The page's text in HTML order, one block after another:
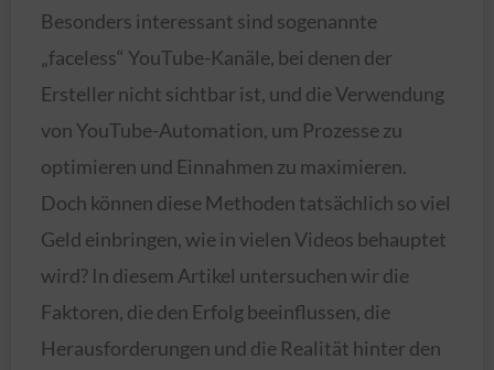
Besonders interessant sind sogenannte
„faceless“ YouTube-Kanäle, bei denen der
Ersteller nicht sichtbar ist, und die Verwendung
von YouTube-Automation, um Prozesse zu
optimieren und Einnahmen zu maximieren.
Doch können diese Methoden tatsächlich so viel
Geld einbringen, wie in vielen Videos behauptet
wird? In diesem Artikel untersuchen wir die
Faktoren, die den Erfolg beeinflussen, die
Herausforderungen und die Realität hinter den